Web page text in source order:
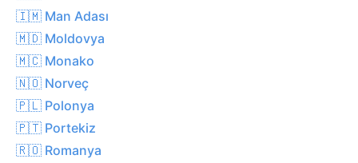
🇮🇲 Man Adası
🇲🇩 Moldovya
🇲🇨 Monako
🇳🇴 Norveç
🇵🇱 Polonya
🇵🇹 Portekiz
🇷🇴 Romanya